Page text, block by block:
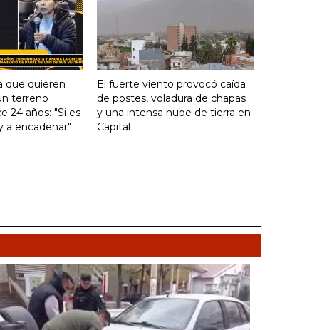
que quieren
terreno
24 años: "Si es
a encadenar"
El fuerte viento provocó caída
de postes, voladura de chapas
y una intensa nube de tierra en
Capital